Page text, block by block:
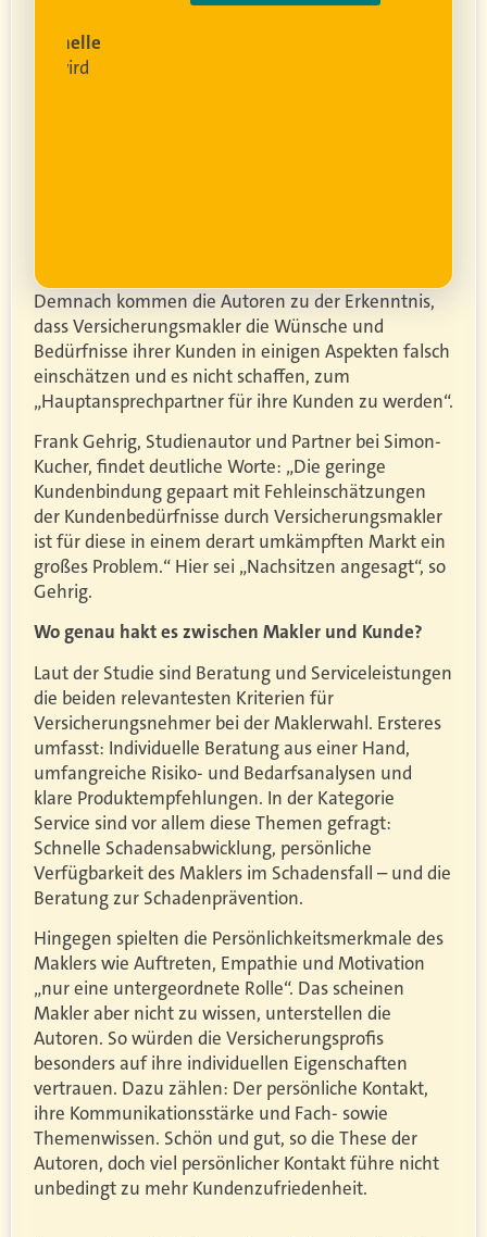
wird
Demnach kommen die Autoren zu der Erkenntnis,
dass Versicherungsmakler die Wünsche und
Bedürfnisse ihrer Kunden in einigen Aspekten falsch
einschätzen und es nicht schaffen, zum
„Hauptansprechpartner für ihre Kunden zu werden“.
Frank Gehrig, Studienautor und Partner bei Simon-
Kucher, findet deutliche Worte: „Die geringe
Kundenbindung gepaart mit Fehleinschätzungen
der Kundenbedürfnisse durch Versicherungsmakler
ist für diese in einem derart umkämpften Markt ein
großes Problem.“ Hier sei „Nachsitzen angesagt“, so
Gehrig.
Wo genau hakt es zwischen Makler und Kunde?
Laut der Studie sind Beratung und Serviceleistungen
die beiden relevantesten Kriterien für
Versicherungsnehmer bei der Maklerwahl. Ersteres
umfasst: Individuelle Beratung aus einer Hand,
umfangreiche Risiko- und Bedarfsanalysen und
klare Produktempfehlungen. In der Kategorie
Service sind vor allem diese Themen gefragt:
Schnelle Schadensabwicklung, persönliche
Verfügbarkeit des Maklers im Schadensfall – und die
Beratung zur Schadenprävention.
Hingegen spielten die Persönlichkeitsmerkmale des
Maklers wie Auftreten, Empathie und Motivation
„nur eine untergeordnete Rolle“. Das scheinen
Makler aber nicht zu wissen, unterstellen die
Autoren. So würden die Versicherungsprofis
besonders auf ihre individuellen Eigenschaften
vertrauen. Dazu zählen: Der persönliche Kontakt,
ihre Kommunikationsstärke und Fach- sowie
Themenwissen. Schön und gut, so die These der
Autoren, doch viel persönlicher Kontakt führe nicht
unbedingt zu mehr Kundenzufriedenheit.